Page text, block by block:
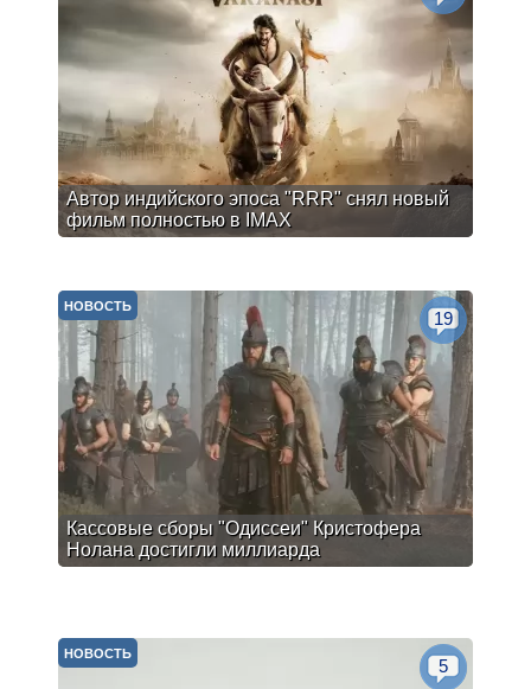
Автор индийского эпоса "RRR" снял новый
фильм полностью в IMAX
Кассовые сборы "Одиссеи" Кристофера
Нолана достигли миллиарда
НОВОСТЬ
19
НОВОСТЬ
5